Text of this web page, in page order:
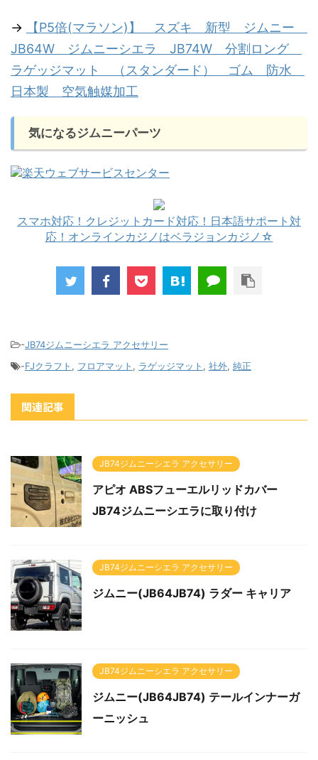
→
【P5倍(マラソン)】 スズキ 新型 ジムニー
JB64W ジムニーシエラ JB74W 分割ロング
ラゲッジマット （スタンダード） ゴム 防水
日本製 空気触媒加工
気になるジムニーパーツ
スマホ対応！クレジットカード対応！日本語サポート対
応！オンラインカジノはベラジョンカジノ☆
-JB74ジムニーシエラ アクセサリー
-FJクラフト , フロアマット , ラゲッジマット , 社外, 純正
関連記事
JB74ジムニーシエラ アクセサリー
アピオ ABSフューエルリッドカバー
JB74ジムニーシエラに取り付け
JB74ジムニーシエラ アクセサリー
ジムニー(JB64JB74) ラダー キャリア
JB74ジムニーシエラ アクセサリー
ジムニー(JB64JB74) テールインナーガ
ーニッシュ